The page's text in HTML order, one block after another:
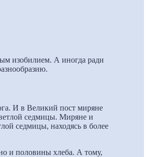
изобилием. А иногда ради
И в Великий пост миряне
седмицы. Миряне и
седмицы, находясь в более
и половины хлеба. А тому,